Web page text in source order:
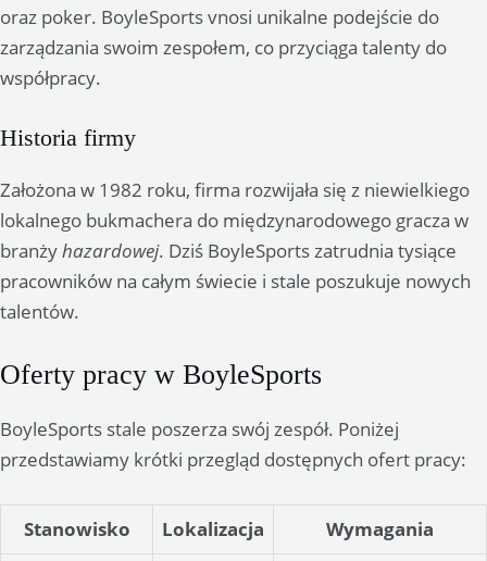
oraz poker. BoyleSports vnosi unikalne podejście do
zarządzania swoim zespołem, co przyciąga talenty do
współpracy.
Historia firmy
Założona w 1982 roku, firma rozwijała się z niewielkiego
lokalnego bukmachera do międzynarodowego gracza w
branżyhazardowej. Dziś BoyleSports zatrudnia tysiące
pracowników na całym świecie i stale poszukuje nowych
talentów.
Oferty pracy w BoyleSports
BoyleSports stale poszerza swój zespół. Poniżej
przedstawiamy krótki przegląd dostępnych ofert pracy:
Stanowisko Lokalizacja Wymagania